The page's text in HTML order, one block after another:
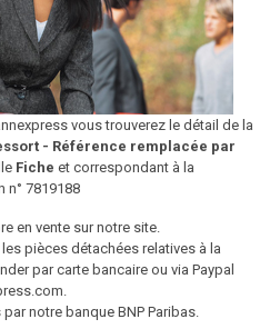
vous trouverez le détail de la
- Référence remplacée par
Fiche et correspondant à la
n° 7819188
en vente sur notre site.
pièces détachées relatives à la
par carte bancaire ou via Paypal
notre banque BNP Paribas.